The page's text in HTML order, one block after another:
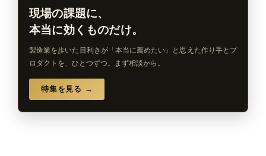
現場の課題に、
本当に効くものだけ。
製造業を歩いた目利きが「本当に薦めたい」と思えた作り手とプ
ロダクトを、ひとつずつ。まず相談から。
特集を見る →